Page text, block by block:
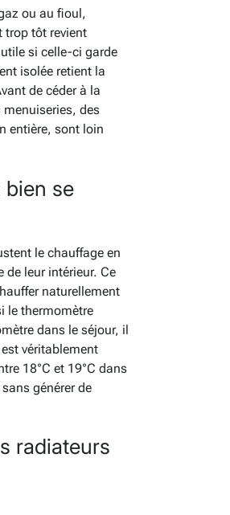
ou au fioul,
trop tôt revient
si celle-ci garde
isolée retient la
de céder à la
des
entière, sont loin
bien se
le chauffage en
de leur intérieur. Ce
naturellement
le thermomètre
dans le séjour, il
véritablement
18°C et 19°C dans
générer de
radiateurs